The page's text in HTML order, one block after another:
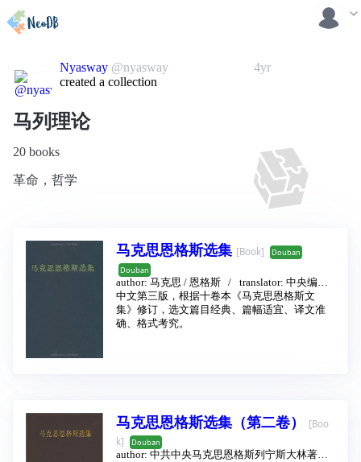
4yr
Nyasway @nyasway
created a collection
马列理论
20 books
革命，哲学
马克思恩格斯选集 [Book]
Douban
Douban
author: 马克思 / 恩格斯 translator: 中央编译
局
publishing house:人民出版社
中文第三版，根据十卷本《马克思恩格斯文
集》修订，选文篇目经典、篇幅适宜、译文准
确、格式考究。
马克思恩格斯选集（第二卷）
[Boo
k]
Douban
author: 中共中央马克思恩格斯列宁斯大林著作